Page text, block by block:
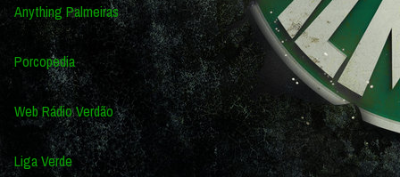
Anything Palmeiras
Porcopedia
Web Rádio Verdão
Liga Verde